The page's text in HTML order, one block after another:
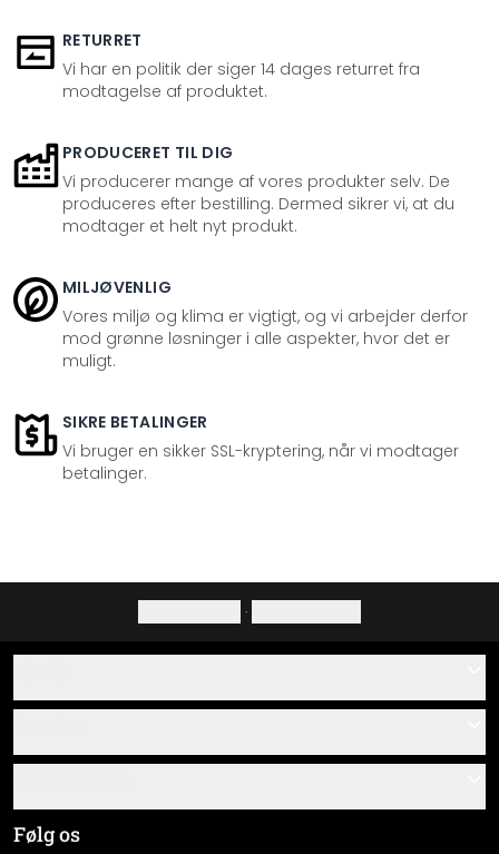
RETURRET
Vi har en politik der siger 14 dages returret fra
modtagelse af produktet.
PRODUCERET TIL DIG
Vi producerer mange af vores produkter selv. De
produceres efter bestilling. Dermed sikrer vi, at du
modtager et helt nyt produkt.
MILJØVENLIG
Vores miljø og klima er vigtigt, og vi arbejder derfor
mod grønne løsninger i alle aspekter, hvor det er
muligt.
SIKRE BETALINGER
Vi bruger en sikker SSL-kryptering, når vi modtager
betalinger.
·
Om os
Monteringsvejledninger
Materialeoversigt
Almindelige forretningsbetingelser
Følg os